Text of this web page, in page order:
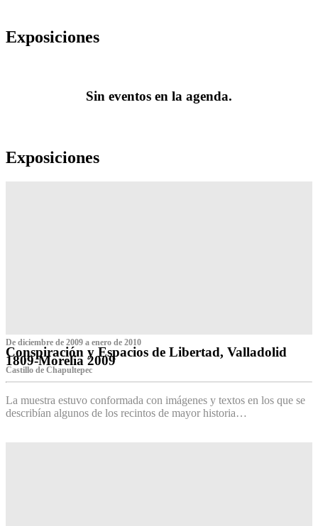
Exposiciones
Sin eventos en la agenda.
Exposiciones
De diciembre de 2009 a enero de 2010
Conspiración y Espacios de Libertad, Valladolid
1809-Morelia 2009
Castillo de Chapultepec
La muestra estuvo conformada con imágenes y textos en los que se
describían algunos de los recintos de mayor historia…